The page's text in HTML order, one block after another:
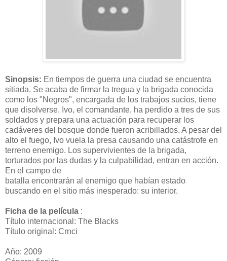
Sinopsis: En tiempos de guerra una ciudad se encuentra
sitiada. Se acaba de firmar la tregua y la brigada conocida
como los "Negros", encargada de los trabajos sucios, tiene
que disolverse. Ivo, el comandante, ha perdido a tres de sus
soldados y prepara una actuación para recuperar los
cadáveres del bosque donde fueron acribillados. A pesar del
alto el fuego, Ivo vuela la presa causando una catástrofe en
terreno enemigo. Los supervivientes de la brigada,
torturados por las dudas y la culpabilidad, entran en acción.
En el campo de
batalla encontrarán al enemigo que habían estado
buscando en el sitio más inesperado: su interior.
Ficha de la película :
Título internacional: The Blacks
Título original: Crnci
Año: 2009